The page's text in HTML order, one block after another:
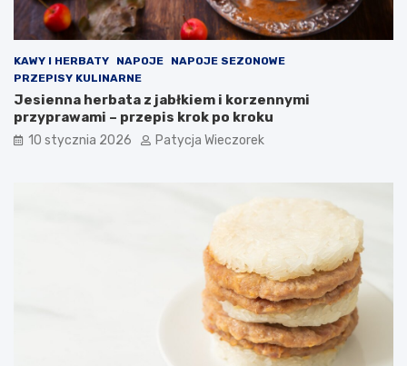
KAWY I HERBATY NAPOJE
NAPOJE SEZONOWE
PRZEPISY KULINARNE
Jesienna herbata z jabłkiem i korzennymi
przyprawami – przepis krok po kroku
10 stycznia 2026 Patycja Wieczorek